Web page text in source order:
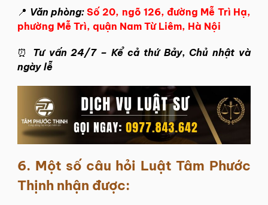
📍 Văn phòng: Số 20, ngõ 126, đường Mễ Trì Hạ,
phường Mễ Trì, quận Nam Từ Liêm, Hà Nội
⏰ Tư vấn 24/7 – Kể cả thứ Bảy, Chủ nhật và
ngày lễ
6. Một số câu hỏi Luật Tâm Phước
Thịnh nhận được: